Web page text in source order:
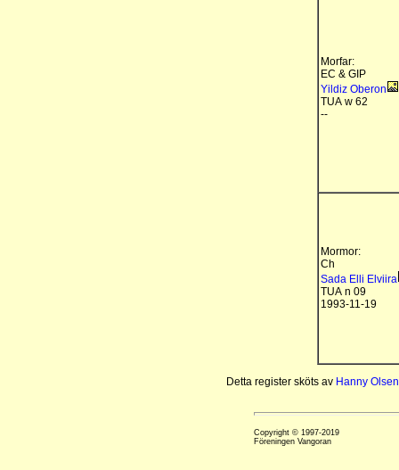
Morfar:
EC & GIP
Yildiz Oberon
TUA w 62
--
Mormor:
Ch
Sada Elli Elviira
TUA n 09
1993-11-19
Detta register sköts av Hanny Olsen
Copyright © 1997-2019
Föreningen Vangoran